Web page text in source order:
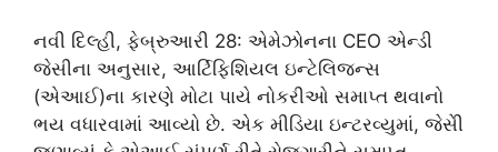
નવી દિલ્હી, ફેબ્રુઆરી 28: એમેઝોનના CEO એન્ડી
જેસીના અનુસાર, આર્ટિફિશિયલ ઇન્ટેલિજન્સ
(એઆઈ)ના કારણે મોટા પાયે નોકરીઓ સમાપ્ત થવાનો
ભય વધારવામાં આવ્યો છે. એક મીડિયા ઇન્ટરવ્યુમાં, જેસીે